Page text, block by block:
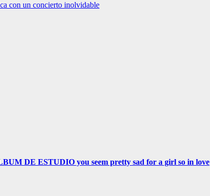
con un concierto inolvidable
DE ESTUDIO you seem pretty sad for a girl so in love